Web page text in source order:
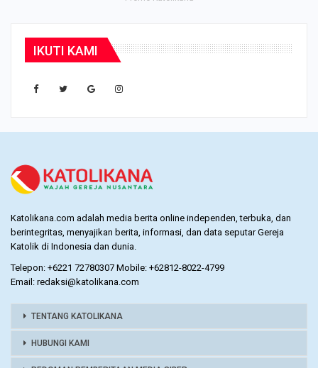
IKUTI KAMI
Katolikana.com adalah media berita online independen, terbuka, dan
berintegritas, menyajikan berita, informasi, dan data seputar Gereja
Katolik di Indonesia dan dunia.
Telepon: +6221 72780307 Mobile: +62812-8022-4799
Email: redaksi@katolikana.com
TENTANG KATOLIKANA
HUBUNGI KAMI